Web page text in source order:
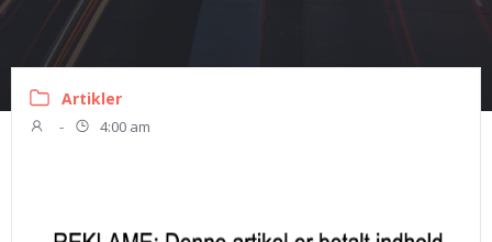
Artikler
- 4:00 am